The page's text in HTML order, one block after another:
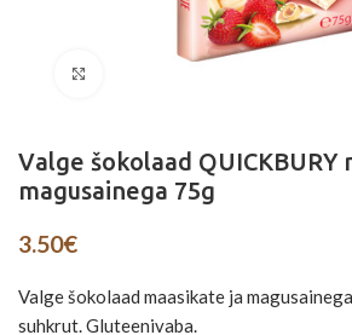
Valge šokolaad QUICKBURY
magusainega 75g
3.50€
Valge šokolaad maasikate ja
suhkrut. Gluteenivaba.